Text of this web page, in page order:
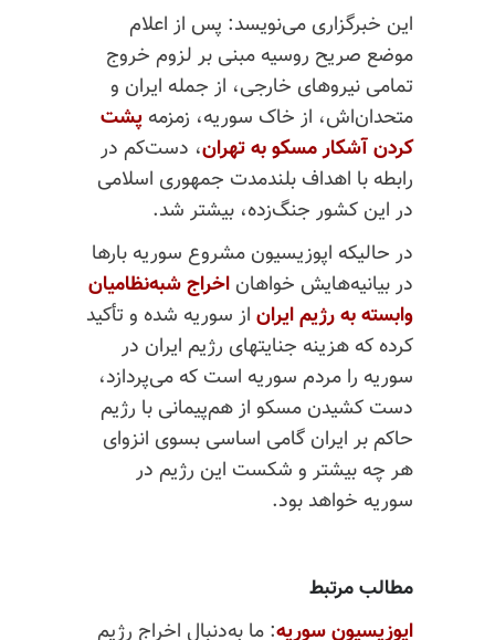
این خبرگزاری می‌نویسد: پس از اعلام
موضع صریح روسیه مبنی بر لزوم خروج
تمامی نیروهای خارجی، از جمله ایران و
متحدان‌اش، از خاک سوریه، زمزمه پشت
کردن آشکار مسکو به تهران، دست‌کم در
رابطه با اهداف بلندمدت جمهوری اسلامی
در این کشور جنگ‌زده، بیشتر شد.
در حالیکه اپوزیسیون مشروع سوریه بارها
در بیانیه‌هایش خواهان اخراج شبه‌‌نظامیان
وابسته به رژیم ایران از سوریه شده و تأکید
کرده که هزینه جنایتهای رژیم ایران در
سوریه را مردم سوریه است که می‌پردازد،
دست کشیدن مسکو از هم‌پیمانی با رژیم
حاکم بر ایران گامی اساسی بسوی انزوای
هر چه بیشتر و شکست این رژیم در
سوریه خواهد بود.
مطالب مرتبط
اپوزیسیون سوریه: ما به‌دنبال اخراج رژیم